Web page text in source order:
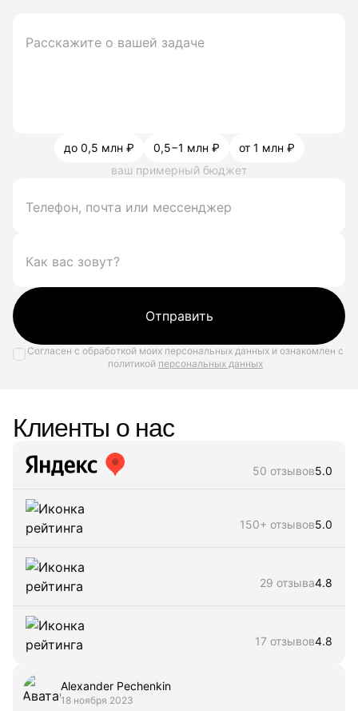
до 0,5 млн ₽ 0,5−1 млн ₽
от 1 млн ₽
ваш примерный бюджет
Отправить
Согласен с обработкой моих персональных данных и ознакомлен с
политикой персональных данных
Клиенты о нас
50 отзывов5.0
150+ отзывов5.0
29 отзыва4.8
17 отзывов4.8
Alexander Pechenkin
18 ноября 2023